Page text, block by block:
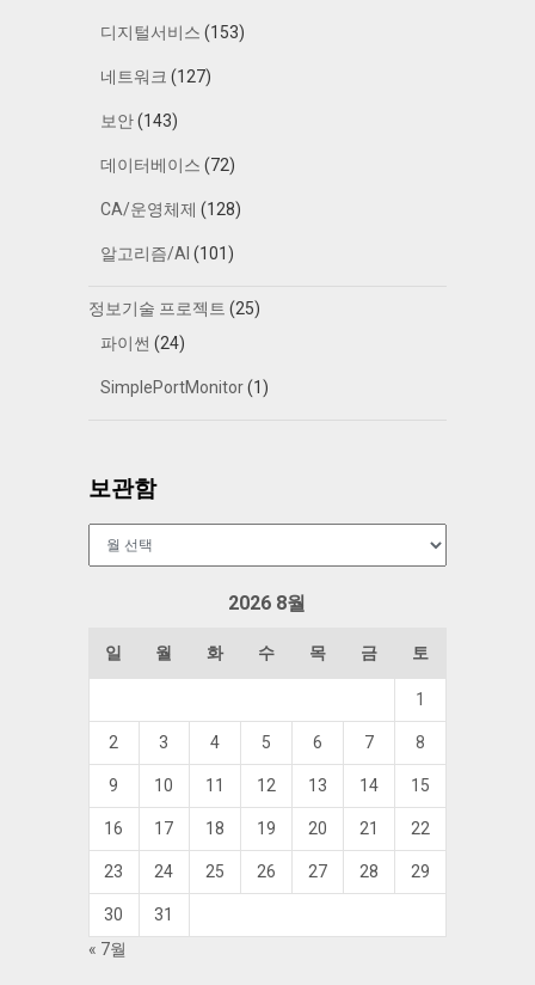
디지털서비스 (153)
네트워크 (127)
보안(143)
데이터베이스 (72)
CA/운영체제 (128)
알고리즘/AI (101)
정보기술 프로젝트 (25)
파이썬 (24)
SimplePortMonitor(1)
보관함
2026 8월
일 월 화 수 목 금 토
1
2 3 4 5 6 7 8
9 10 11 12 13 14 15
16 17 18 19 20 21 22
23 24 25 26 27 28 29
30
31
« 7월